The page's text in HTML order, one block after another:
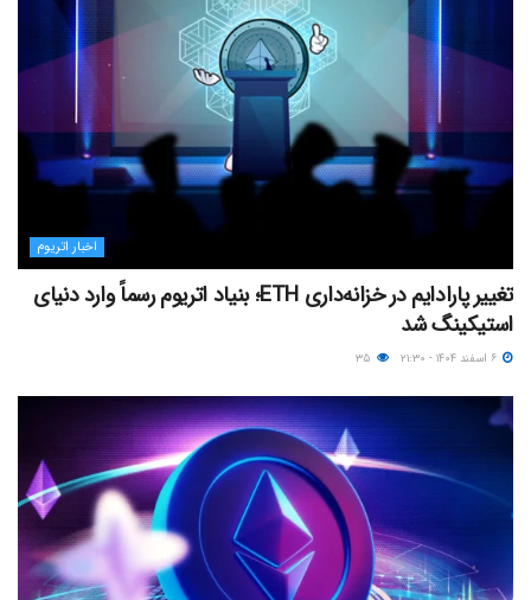
اخبار اتریوم
تغییر پارادایم در خزانه‌داری ETH؛ بنیاد اتریوم رسماً وارد دنیای
استیکینگ شد